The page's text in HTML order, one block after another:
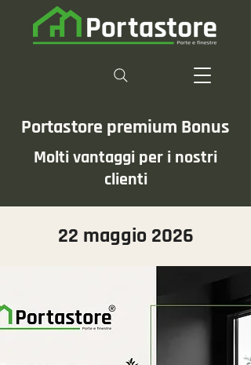
Portastore premium Bonus
Molti vantaggi per i nostri
clienti
22 maggio 2026